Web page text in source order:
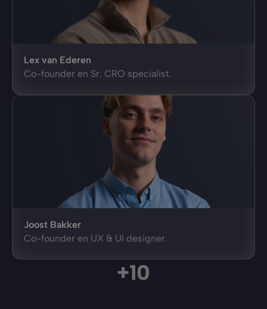
Lex van Ederen
Co-founder en Sr. CRO specialist.
Joost Bakker
Co-founder en UX & UI designer.
+10